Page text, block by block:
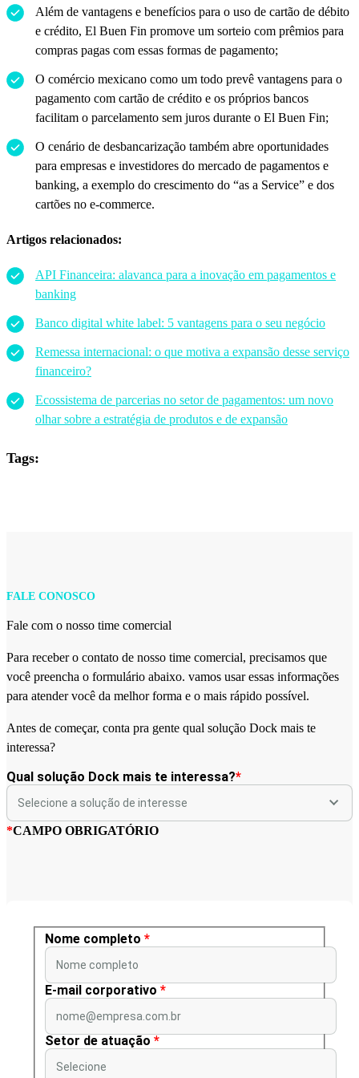
Além de vantagens e benefícios para o uso de cartão de débito
e crédito, El Buen Fin promove um sorteio com prêmios para
compras pagas com essas formas de pagamento;
O comércio mexicano como um todo prevê vantagens para o
pagamento com cartão de crédito e os próprios bancos
facilitam o parcelamento sem juros durante o El Buen Fin;
O cenário de desbancarização também abre oportunidades
para empresas e investidores do mercado de pagamentos e
banking, a exemplo do crescimento do “as a Service” e dos
cartões no e-commerce.
Artigos relacionados:
API Financeira: alavanca para a inovação em pagamentos e
banking
Banco digital white label: 5 vantagens para o seu negócio
Remessa internacional: o que motiva a expansão desse serviço
financeiro?
Ecossistema de parcerias no setor de pagamentos: um novo
olhar sobre a estratégia de produtos e de expansão
Tags:
FALE CONOSCO
Fale com o nosso time comercial
Para receber o contato de nosso time comercial, precisamos que
você preencha o formulário abaixo. vamos usar essas informações
para atender você da melhor forma e o mais rápido possível.
Antes de começar, conta pra gente qual solução Dock mais te
interessa?
Qual solução Dock mais te interessa?*
*CAMPO OBRIGATÓRIO
Nome completo *
Nome completo
E-mail corporativo *
nome@empresa.com.br
Setor de atuação *
Selecione